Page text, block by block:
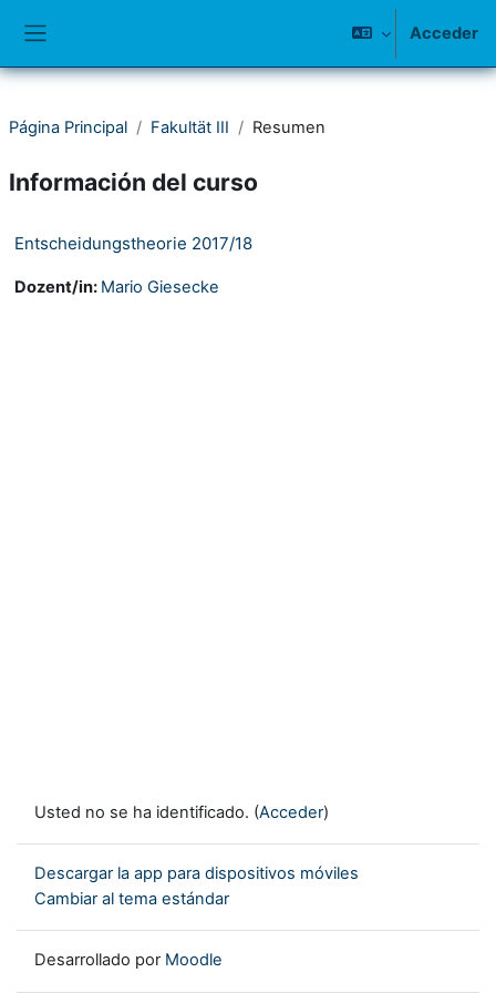
Acceder
Página Principal Fakultät III Resumen
Información del curso
Entscheidungstheorie 2017/18
Dozent/in: Mario Giesecke
Usted no se ha identificado. (Acceder)
Descargar la app para dispositivos móviles
Cambiar al tema estándar
Desarrollado por Moodle